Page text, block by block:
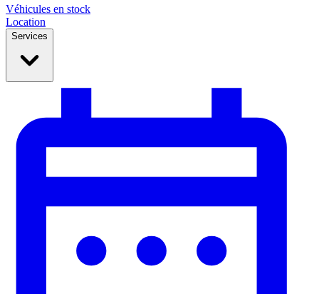
Véhicules en stock
Location
Services